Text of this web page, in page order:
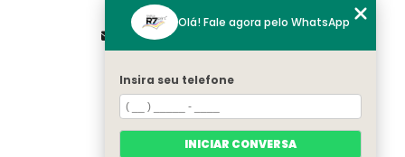
(11) 98784-6664
atendimento@r7print.com.br
MENU
Home
Quem somos
Olá! Fale agora pelo WhatsApp
Insira seu telefone
INICIAR CONVERSA